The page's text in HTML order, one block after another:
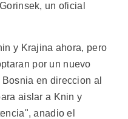
un oficial
y Krajina ahora, pero
por un nuevo
en direccion al
aislar a Knin y
anadio el